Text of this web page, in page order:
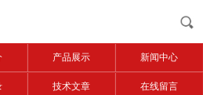
产品展示 新闻中心
技术文章 在线留言